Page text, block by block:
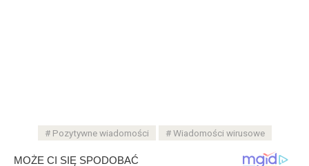
Pozytywne wiadomości Wiadomości wirusowe